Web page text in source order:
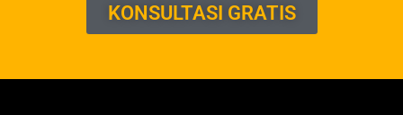
KONSULTASI GRATIS